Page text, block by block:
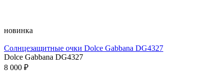
новинка
Солнцезащитные очки Dolce Gabbana DG4327
Dolce Gabbana DG4327
8 000 ₽